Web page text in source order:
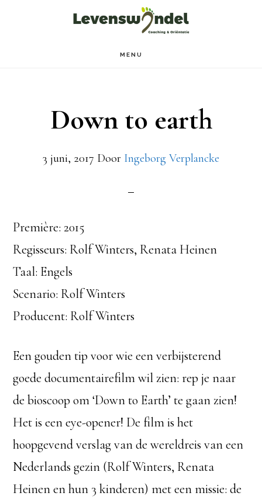
MENU
Down to earth
3 juni, 2017 Door Ingeborg Verplancke
Première: 2015
Regisseurs: Rolf Winters, Renata Heinen
Taal: Engels
Scenario: Rolf Winters
Producent: Rolf Winters
Een gouden tip voor wie een verbijsterend
goede documentairefilm wil zien: rep je naar
de bioscoop om ‘Down to Earth’ te gaan zien!
Het is een eye-opener! De film is het
hoopgevend verslag van de wereldreis van een
Nederlands gezin (Rolf Winters, Renata
Heinen en hun 3 kinderen) met een missie: de